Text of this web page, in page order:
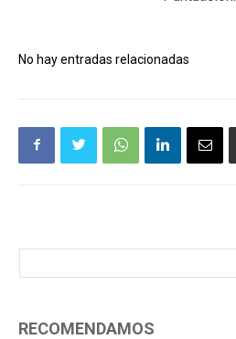
No hay entradas relacionadas
RECOMENDAMOS